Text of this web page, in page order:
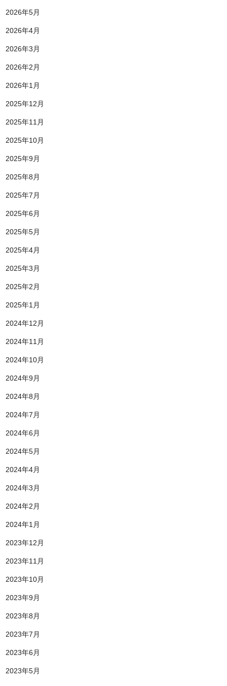
2026年5月
2026年4月
2026年3月
2026年2月
2026年1月
2025年12月
2025年11月
2025年10月
2025年9月
2025年8月
2025年7月
2025年6月
2025年5月
2025年4月
2025年3月
2025年2月
2025年1月
2024年12月
2024年11月
2024年10月
2024年9月
2024年8月
2024年7月
2024年6月
2024年5月
2024年4月
2024年3月
2024年2月
2024年1月
2023年12月
2023年11月
2023年10月
2023年9月
2023年8月
2023年7月
2023年6月
2023年5月